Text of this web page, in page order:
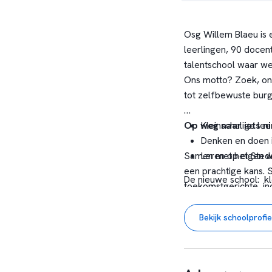
Osg Willem Blaeu is
leerlingen, 90
talentschool waar
Ons motto? Zoek,
tot zelfbewuste
Op weg naar iets
Samen met het
een prachtige kans.
toekomstgerichte,
begeleiding om
vraagstukken uit de
ze zijn, wat ze
zijn:
Kleinschalige
Denken en doen
Leren op eigen
De nieuwe school:
Bekijk